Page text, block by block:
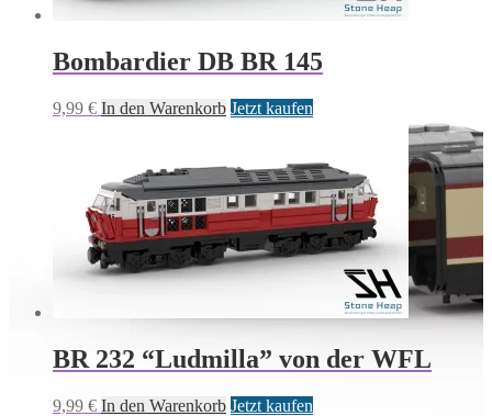
Bombardier DB BR 145
9,99 € In den Warenkorb Jetzt kaufen
BR 232 “Ludmilla” von der WFL
9,99 € In den Warenkorb Jetzt kaufen